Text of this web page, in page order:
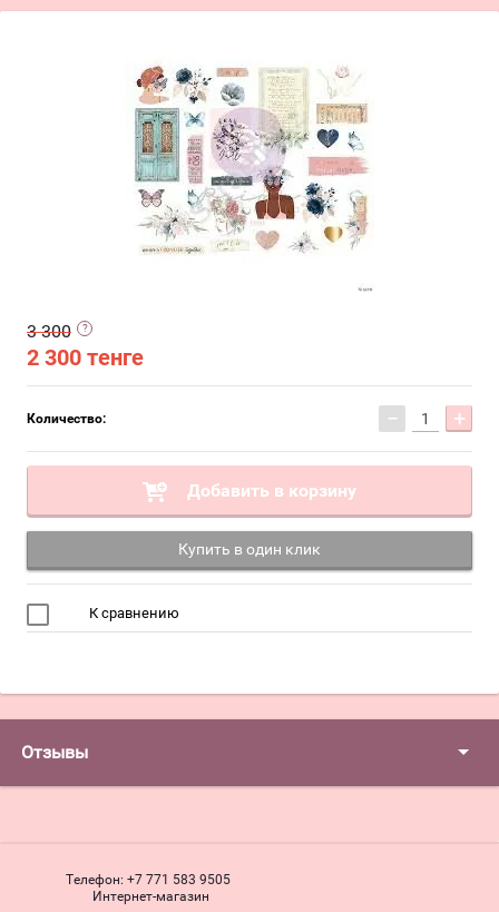
3 300
2 300 тенге
Количество: − +
Добавить в корзину
Купить в один клик
К сравнению
Отзывы
Телефон: +7 771 583 9505
Интернет-магазин